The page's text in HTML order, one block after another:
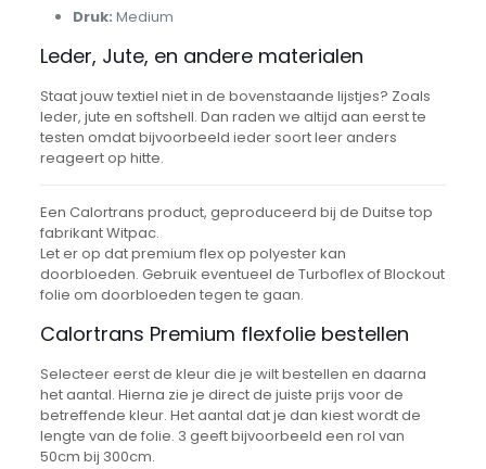
Druk: Medium
Leder, Jute, en andere materialen
Staat jouw textiel niet in de bovenstaande lijstjes? Zoals
leder, jute en softshell. Dan raden we altijd aan eerst te
testen omdat bijvoorbeeld ieder soort leer anders
reageert op hitte.
Een Calortrans product, geproduceerd bij de Duitse top
fabrikant Witpac.
Let er op dat premium flex op polyester kan
doorbloeden. Gebruik eventueel de Turboflex of Blockout
folie om doorbloeden tegen te gaan.
Calortrans Premium flexfolie bestellen
Selecteer eerst de kleur die je wilt bestellen en daarna
het aantal. Hierna zie je direct de juiste prijs voor de
betreffende kleur. Het aantal dat je dan kiest wordt de
lengte van de folie. 3 geeft bijvoorbeeld een rol van
50cm bij 300cm.